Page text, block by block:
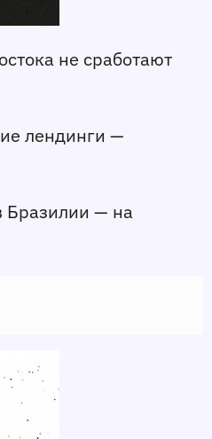
не сработают
лендинги —
Бразилии — на